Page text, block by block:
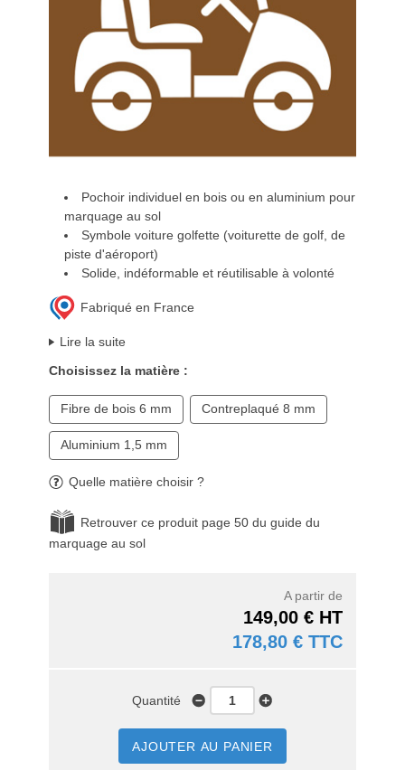
Pochoir individuel en bois ou en aluminium pour
marquage au sol
Symbole voiture golfette (voiturette de golf, de
piste d'aéroport)
Solide, indéformable et réutilisable à volonté
Fabriqué en France
Lire la suite
Choisissez la matière :
Fibre de bois 6 mm Contreplaqué 8 mm
Aluminium 1,5 mm
Quelle matière choisir ?
Retrouver ce produit page 50 du guide du
marquage au sol
A partir de
149,00 € HT
178,80 € TTC
Quantité
AJOUTER AU PANIER